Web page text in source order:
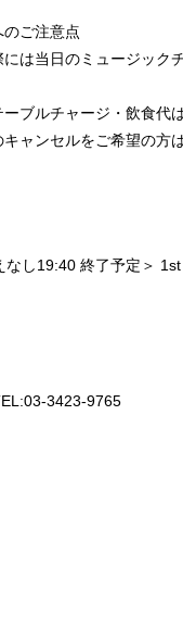
のご注意点
には当日のミュージック
ブルチャージ・飲食代
ャンセルをご希望の方
なし19:40 終了予定＞
3423-9765